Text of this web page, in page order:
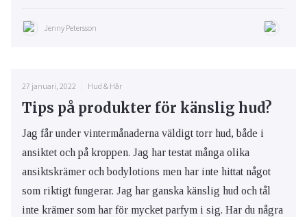
Jenny Petersson
27 januari, 2022 Hud & Hår
Tips på produkter för känslig hud?
Jag får under vintermånaderna väldigt torr hud, både i
ansiktet och på kroppen. Jag har testat många olika
ansiktskrämer och bodylotions men har inte hittat något
som riktigt fungerar. Jag har ganska känslig hud och tål
inte krämer som har för mycket parfym i sig. Har du några